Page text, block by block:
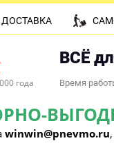
года
ВСЁ
Время
winwin@pnevmo.ru
ДОСТАВКА